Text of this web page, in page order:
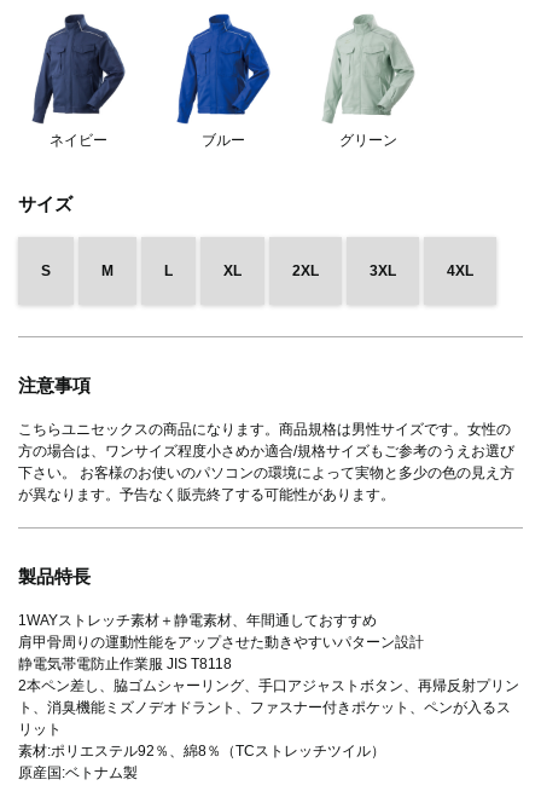
ネイビー ブルー グリーン
サイズ
S M L XL 2XL 3XL 4XL
注意事項
こちらユニセックスの商品になります。商品規格は男性サイズです。女性の
方の場合は、ワンサイズ程度小さめか適合/規格サイズもご参考のうえお選び
下さい。 お客様のお使いのパソコンの環境によって実物と多少の色の見え方
が異なります。予告なく販売終了する可能性があります。
製品特長
1WAYストレッチ素材＋静電素材、年間通しておすすめ
肩甲骨周りの運動性能をアップさせた動きやすいパターン設計
静電気帯電防止作業服 JIS T8118
2本ペン差し、脇ゴムシャーリング、手口アジャストボタン、再帰反射プリン
ト、消臭機能ミズノデオドラント、ファスナー付きポケット、ペンが入るス
リット
素材:ポリエステル92％、綿8％（TCストレッチツイル）
原産国:ベトナム製